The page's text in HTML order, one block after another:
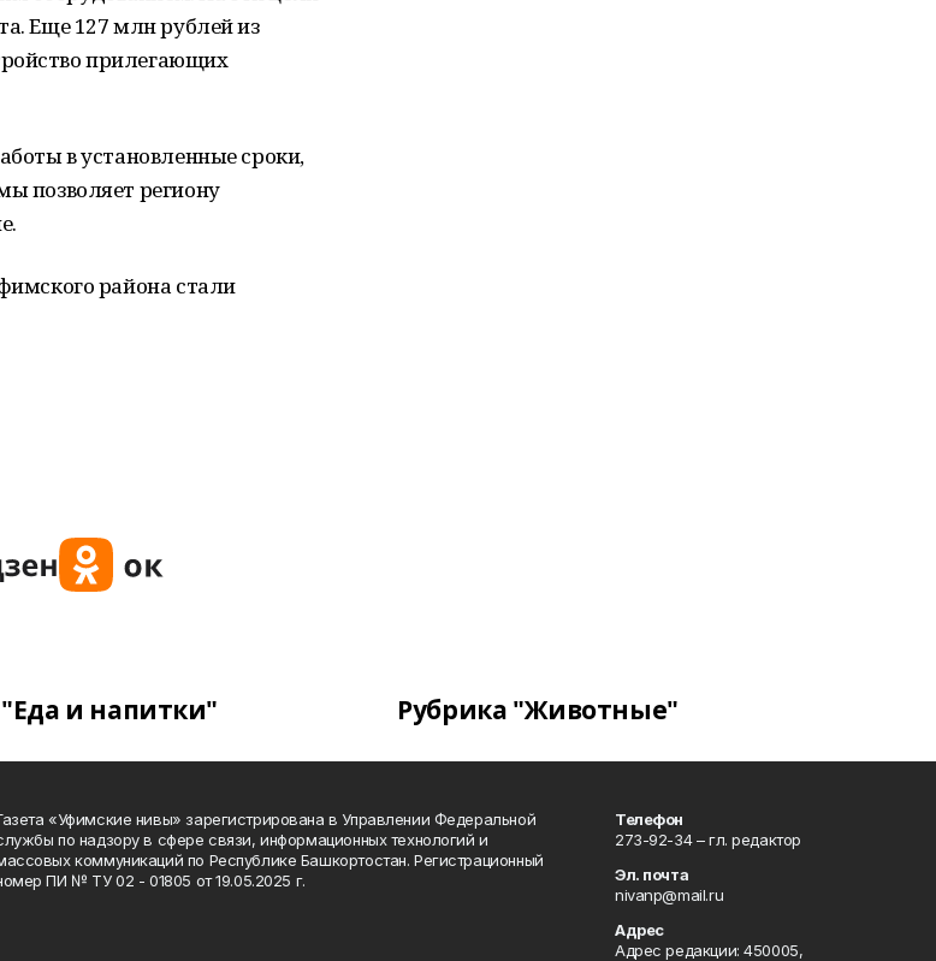
Еще 127 млн рублей из
прилегающих
в установленные сроки,
позволяет региону
района стали
и напитки" Рубрика "Животные"
«Уфимские нивы» зарегистрирована в Управлении Федеральной
по надзору в сфере связи, информационных технологий и
коммуникаций по Республике Башкортостан. Регистрационный
ПИ № ТУ 02 - 01805 от 19.05.2025 г.
Телефон
273-92-34 – гл. редактор
Эл. почта
nivanp@mail.ru
Адрес
Адрес редакции: 450005,